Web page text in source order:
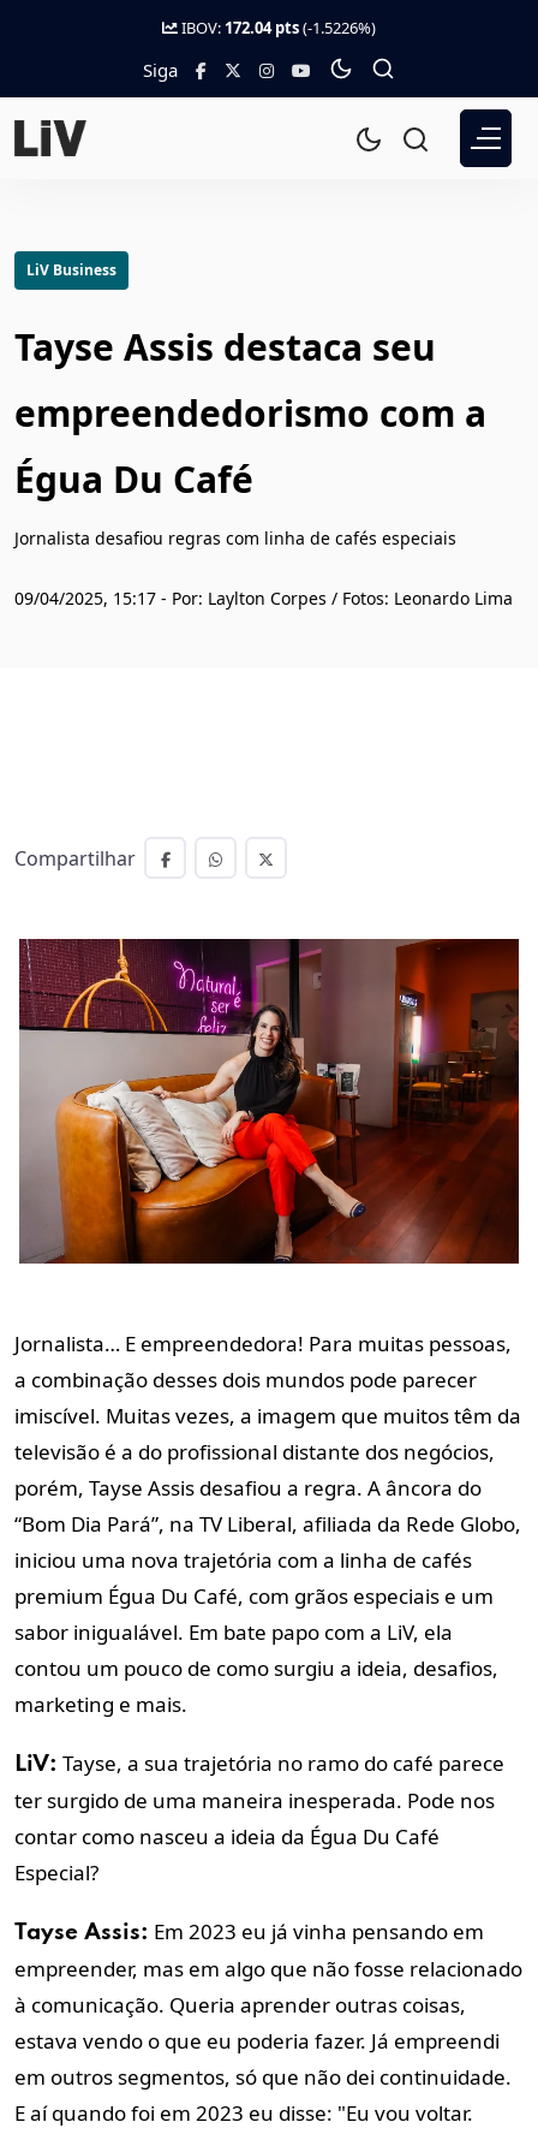
IBOV: 172.04 pts(-1.5226%)
Siga
LiV Business
Tayse Assis destaca seu
empreendedorismo com a
Égua Du Café
Jornalista desafiou regras com linha de cafés especiais
09/04/2025, 15:17 - Por: Laylton Corpes / Fotos: Leonardo Lima
Compartilhar
Jornalista… E empreendedora! Para muitas pessoas,
a combinação desses dois mundos pode parecer
imiscível. Muitas vezes, a imagem que muitos têm da
televisão é a do profissional distante dos negócios,
porém, Tayse Assis desafiou a regra. A âncora do
“Bom Dia Pará”, na TV Liberal, afiliada da Rede Globo,
iniciou uma nova trajetória com a linha de cafés
premium Égua Du Café, com grãos especiais e um
sabor inigualável. Em bate papo com a LiV, ela
contou um pouco de como surgiu a ideia, desafios,
marketing e mais.
LiV: Tayse, a sua trajetória no ramo do café parece
ter surgido de uma maneira inesperada. Pode nos
contar como nasceu a ideia da Égua Du Café
Especial?
Tayse Assis: Em 2023 eu já vinha pensando em
empreender, mas em algo que não fosse relacionado
à comunicação. Queria aprender outras coisas,
estava vendo o que eu poderia fazer. Já empreendi
em outros segmentos, só que não dei continuidade.
E aí quando foi em 2023 eu disse: "Eu vou voltar.